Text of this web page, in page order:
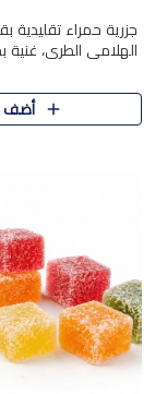
جزرية حمراء تقليدية
الهلامي الطري، غنية
الفاخرة التي تضيف
إلى قوامها الناعم،
متوازنًا من النكه..أضف